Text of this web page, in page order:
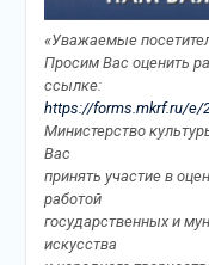
«Уважаемые
Просим Вас оценить
ссылке:
https://forms.mkrf.ru/e/
Министерство
Вас
принять участие в
работой
государственных и
искусства